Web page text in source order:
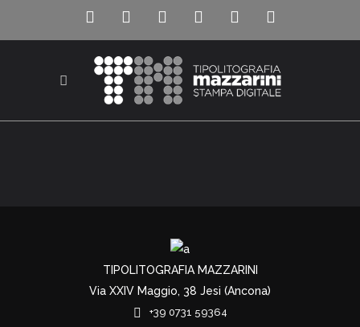
TIPOLITOGRAFIA MAZZARINI
Via XXIV Maggio, 38 Jesi (Ancona)
+39 0731 59364